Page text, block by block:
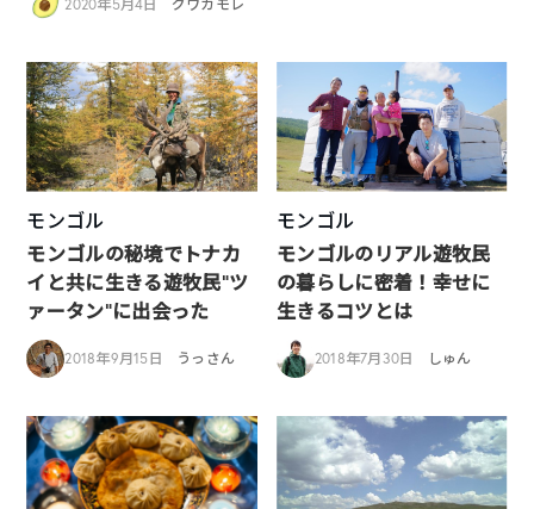
2020年5月4日 グワカモレ
モンゴル
モンゴルの秘境でトナカ
イと共に生きる遊牧民“ツ
ァータン”に出会った
2018年9月15日 うっさん
モンゴル
モンゴルのリアル遊牧民
の暮らしに密着！幸せに
生きるコツとは
2018年7月30日 しゅん